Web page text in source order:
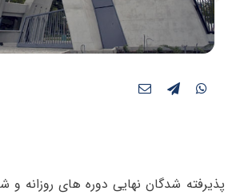
پذیرفته شدگان نهایی دوره های روزانه و